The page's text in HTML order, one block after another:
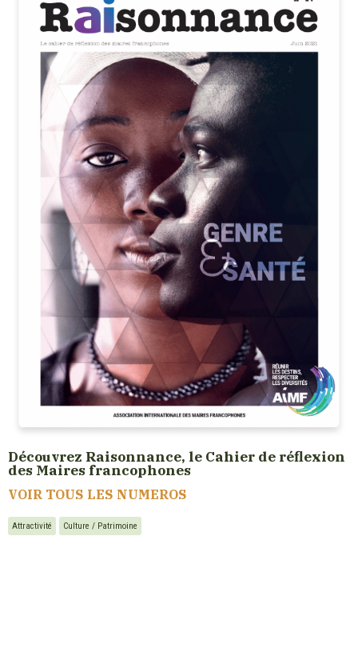
Découvrez Raisonnance, le Cahier de réflexion
des Maires francophones
VOIR TOUS LES NUMEROS
Attractivité Culture / Patrimoine